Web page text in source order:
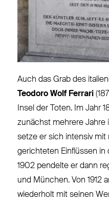
Auch das Grab des
Teodoro Wolf Ferrari
Insel der Toten. Im Jahr
zunächst mehrere Jahre
setze er sich intensiv mit
gerichteten Einflüssen in
1902 pendelte er dann
und München. Von 1912
wiederholt mit seinen